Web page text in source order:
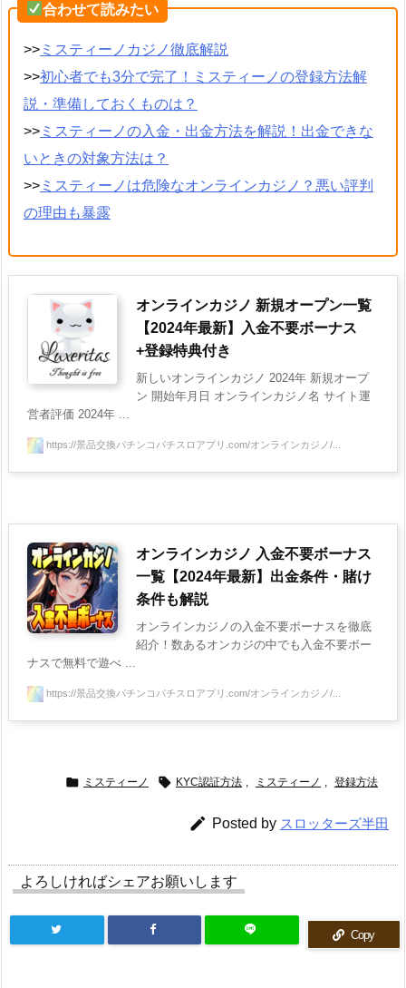
合わせて読みたい
>> ミスティーノカジノ徹底解説
>>初心者でも3分で完了！ミスティーノの登録方法解
説・準備しておくものは？
>> ミスティーノの入金・出金方法を解説！出金できな
いときの対象方法は？
>> ミスティーノは危険なオンラインカジノ？悪い評判
の理由も暴露
オンラインカジノ 新規オープン一覧
【2024年最新】入金不要ボーナス
+登録特典付き
新しいオンラインカジノ 2024年 新規オープ
ン 開始年月日 オンラインカジノ名 サイト運
営者評価 2024年 ...
https://景品交換パチンコパチスロアプリ.com/オンラインカジノ/...
オンラインカジノ 入金不要ボーナス
一覧【2024年最新】出金条件・賭け
条件も解説
オンラインカジノの入金不要ボーナスを徹底
紹介！数あるオンカジの中でも入金不要ボー
ナスで無料で遊べ ...
https://景品交換パチンコパチスロアプリ.com/オンラインカジノ/...
 ミスティーノ  KYC認証方法 ミスティーノ 登録方法
 Posted by スロッターズ半田
よろしければシェアお願いします
Copy